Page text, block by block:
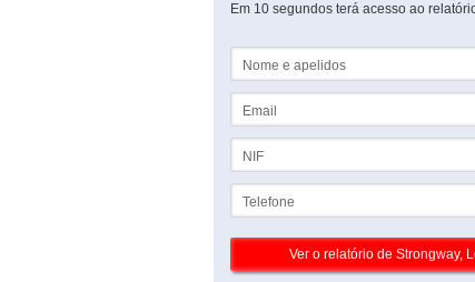
Em 10 segundos terá acesso ao